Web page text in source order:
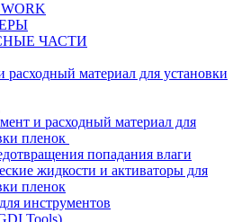
ЧАСТИ
расходный материал для установки
и расходный материал для
пленок
попадания влаги
жидкости и активаторы для
пленок
инструментов
Tools)